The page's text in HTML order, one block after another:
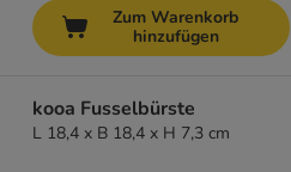
Zum Warenkorb
hinzufügen
kooa Fusselbürste
L 18,4 x B 18,4 x H 7,3 cm